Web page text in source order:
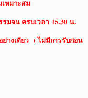
หมาะสม
รมจน ครบเวลา 15.30 น.
งเดียว ( ไม่มีการรับก่อน